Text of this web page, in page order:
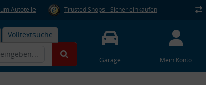
Autoteile Trusted Shops - Sicher einkaufen
Volltextsuche
Garage Mein Konto